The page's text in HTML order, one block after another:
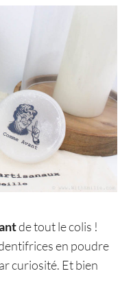
de tout le colis !
en poudre
curiosité. Et bien